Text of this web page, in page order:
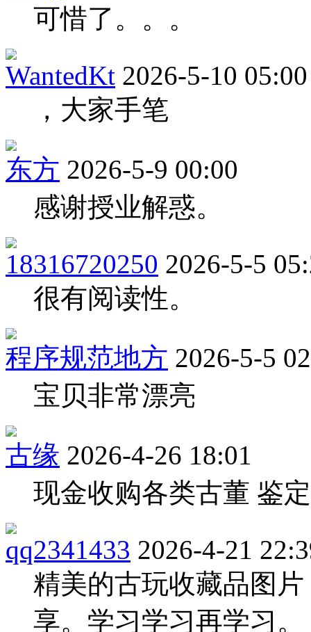
可惜了。。。
WantedKt 2026-5-10 05:00
，大家手笔
东方 2026-5-9 00:00
感谢授业解惑。
18316720250 2026-5-5
很有阅读性。
程序规范地方 2026-5-5
宝贝非常漂亮
古缘 2026-4-26 18:01
现金收购各类古董 鉴
qq2341433 2026-4-21
精美的古玩收藏品图
享。学习学习再学习。